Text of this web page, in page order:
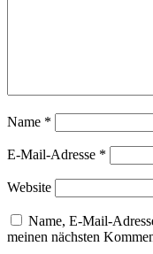
Name *
E-Mail-Adresse *
Website
Name, E-Mail-
meinen nächsten